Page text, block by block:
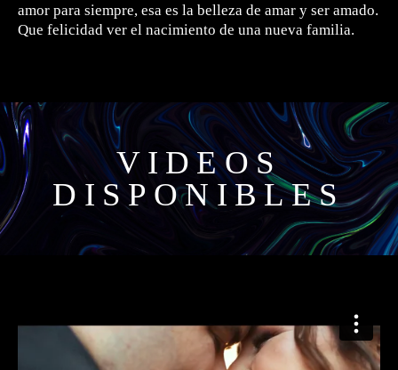
amor para siempre, esa es la belleza de amar y ser amado.
Que felicidad ver el nacimiento de una nueva familia.
VIDEOS
DISPONIBLES